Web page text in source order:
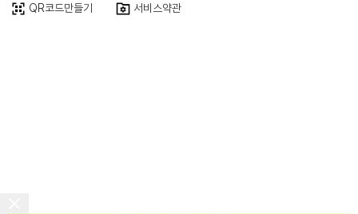
QR코드만들기 서비스약관